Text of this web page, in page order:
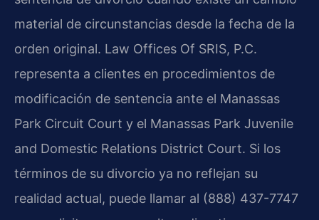
material de circunstancias desde la fecha de la
orden original. Law Offices Of SRIS, P.C.
representa a clientes en procedimientos de
modificación de sentencia ante el Manassas
Park Circuit Court y el Manassas Park Juvenile
and Domestic Relations District Court. Si los
términos de su divorcio ya no reflejan su
realidad actual, puede llamar al (888) 437-7747